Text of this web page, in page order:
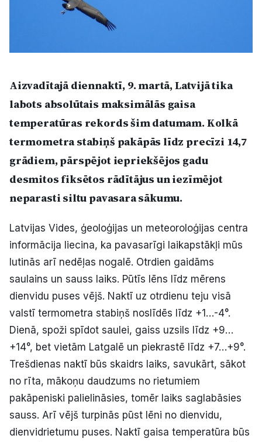
Reklāma
Politiskā reklāma
Par mums
Facebook Instagram YouTube
E-avīze Abonē
Aizvadītajā diennaktī, 9. martā, Latvijā tika
labots absolūtais maksimālās gaisa
temperatūras rekords šim datumam. Kolkā
termometra stabiņš pakāpās līdz precīzi 14,7
grādiem, pārspējot iepriekšējos gadu
desmitos fiksētos rādītājus un iezīmējot
neparasti siltu pavasara sākumu.
Latvijas Vides, ģeoloģijas un meteoroloģijas centra
informācija liecina, ka pavasarīgi laikapstākļi mūs
lutinās arī nedēļas nogalē. Otrdien gaidāms
saulains un sauss laiks. Pūtīs lēns līdz mērens
dienvidu puses vējš. Naktī uz otrdienu teju visā
valstī termometra stabiņš noslīdēs līdz +1…-4°.
Dienā, spoži spīdot saulei, gaiss uzsils līdz +9…
+14°, bet vietām Latgalē un piekrastē līdz +7…+9°.
Trešdienas naktī būs skaidrs laiks, savukārt, sākot
no rīta, mākoņu daudzums no rietumiem
pakāpeniski palielināsies, tomēr laiks saglabāsies
sauss. Arī vējš turpinās pūst lēni no dienvidu,
dienvidrietumu puses. Naktī gaisa temperatūra būs